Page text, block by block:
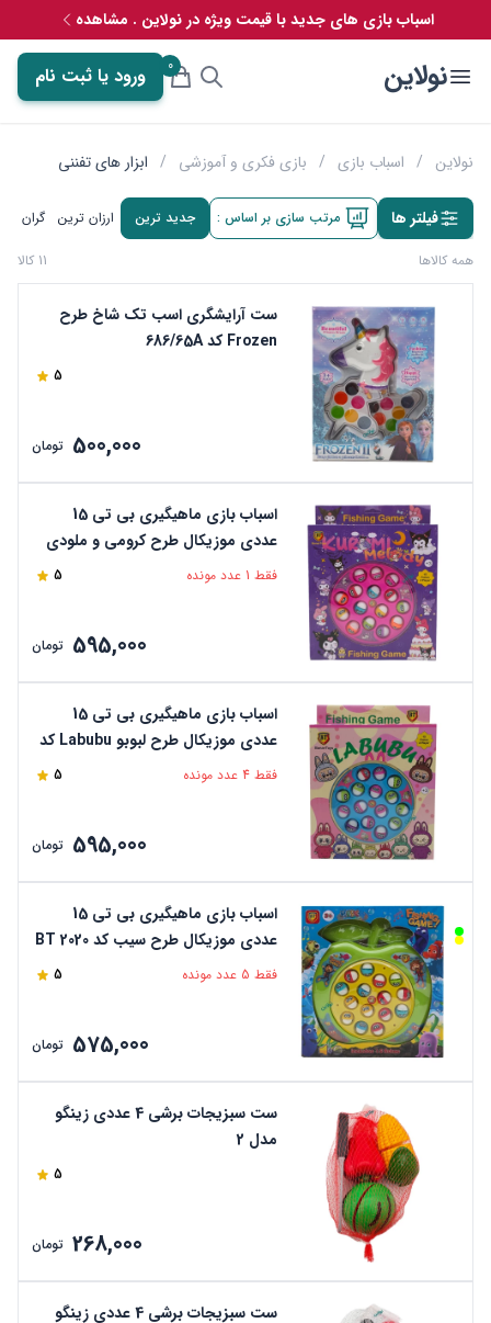
اسباب بازی های جدید با قیمت ویژه در نولاین . مشاهده
نولاین 0 ورود یا ثبت نام
نولاین / اسباب بازی / بازی فکری و آموزشی / ابزار های تفننی
فیلتر ها مرتب سازی بر اساس : جدید ترین ارزان ترین گران
همه کالاها 11 کالا
ست آرایشگری اسب تک شاخ طرح
Frozen کد 686/65A
5
500,000 تومان
اسباب بازی ماهیگیری بی تی 15
عددی موزیکال طرح کرومی و ملودی
کد BT 2425
فقط 1 عدد مونده 5
595,000 تومان
اسباب بازی ماهیگیری بی تی 15
عددی موزیکال طرح لبوبو Labubu کد
BT 2425
فقط 4 عدد مونده 5
595,000 تومان
اسباب بازی ماهیگیری بی تی 15
عددی موزیکال طرح سیب کد BT 2020
فقط 5 عدد مونده 5
575,000 تومان
ست سبزیجات برشی 4 عددی زینگو
مدل 2
5
268,000 تومان
ست سبزیجات برشی 4 عددی زینگو